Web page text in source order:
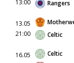
13:00
Rangers
13.05
21:00
Celtic
16.05
Celtic